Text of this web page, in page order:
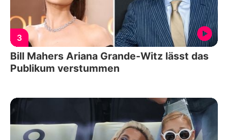
3
Bill Mahers Ariana Grande-Witz lässt das
Publikum verstummen